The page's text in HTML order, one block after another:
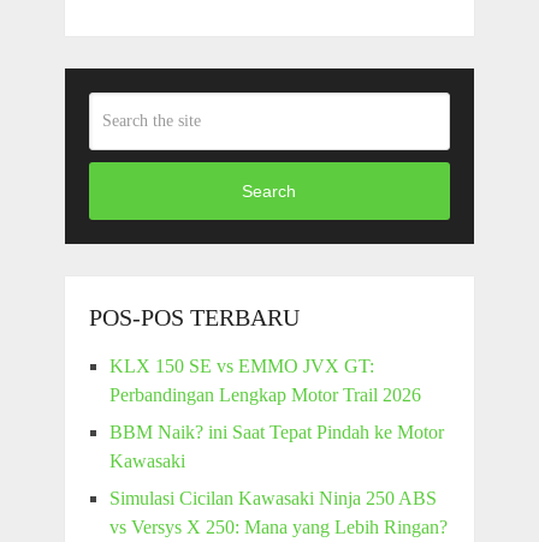
Search
POS-POS TERBARU
KLX 150 SE vs EMMO JVX GT:
Perbandingan Lengkap Motor Trail 2026
BBM Naik? ini Saat Tepat Pindah ke Motor
Kawasaki
Simulasi Cicilan Kawasaki Ninja 250 ABS
vs Versys X 250: Mana yang Lebih Ringan?